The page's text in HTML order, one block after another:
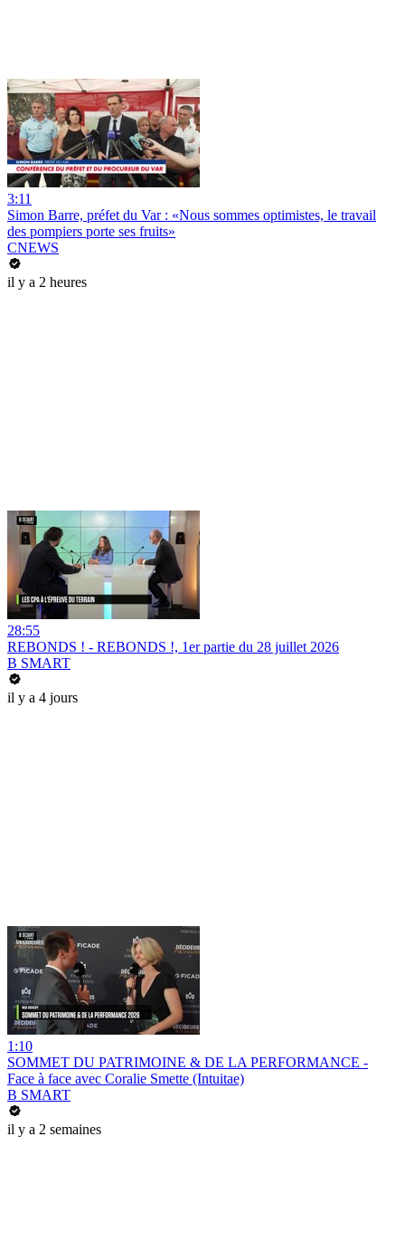
3:11
Simon Barre, préfet du Var : «Nous sommes optimistes, le travail
des pompiers porte ses fruits»
CNEWS
il y a 2 heures
28:55
REBONDS ! - REBONDS !, 1er partie du 28 juillet 2026
B SMART
il y a 4 jours
1:10
SOMMET DU PATRIMOINE & DE LA PERFORMANCE -
Face à face avec Coralie Smette (Intuitae)
B SMART
il y a 2 semaines